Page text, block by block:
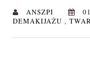
ANSZPI
DEMAKIJAŻU ,